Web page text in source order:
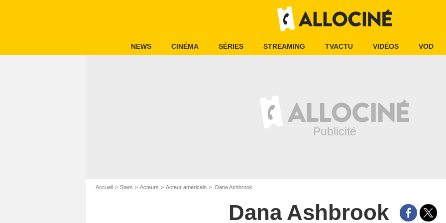
NEWS CINÉMA SÉRIES STREAMING TVACTU VIDÉOS VOD
Accueil Stars Acteurs Acteur américain Dana Ashbrook
Dana Ashbrook